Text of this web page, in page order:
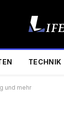
TECHNIK
und mehr